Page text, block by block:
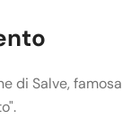
di Salve,